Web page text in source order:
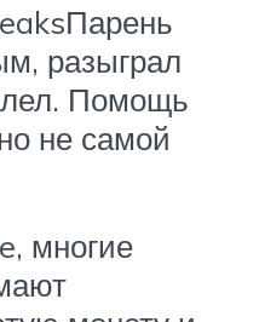
разыграл
Помощь
не самой
многие